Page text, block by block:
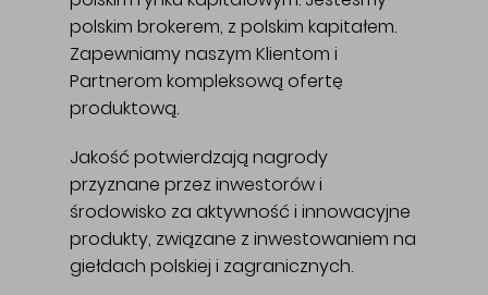
polskim brokerem, z polskim kapitałem.
Zapewniamy naszym Klientom i
Partnerom kompleksową ofertę
produktową.
Jakość potwierdzają nagrody
przyznane przez inwestorów i
środowisko za aktywność i innowacyjne
produkty, związane z inwestowaniem na
giełdach polskiej i zagranicznych.